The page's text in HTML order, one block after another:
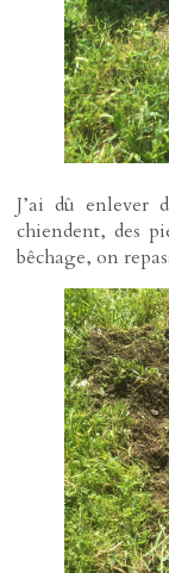
J’ai dû enlever
chiendent, des
bêchage, on